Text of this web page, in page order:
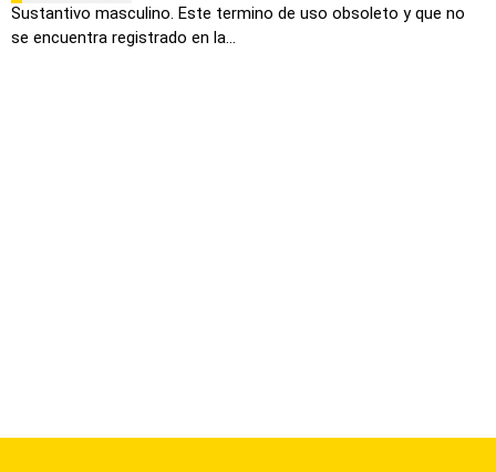
Sustantivo masculino. Este termino de uso obsoleto y que no
se encuentra registrado en la...